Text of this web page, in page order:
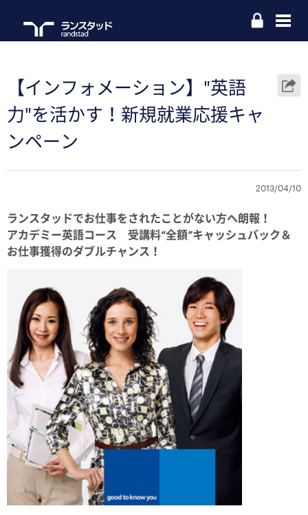
【インフォメーション】"英語
力"を活かす！新規就業応援キャ
ンペーン
2013/04/10
ランスタッドでお仕事をされたことがない方へ朗報！
アカデミー英語コース 受講料“全額”キャッシュバック＆
お仕事獲得のダブルチャンス！